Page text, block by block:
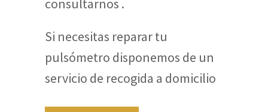
Si necesitas reparar tu
pulsómetro disponemos de un
servicio de recogida a domicilio